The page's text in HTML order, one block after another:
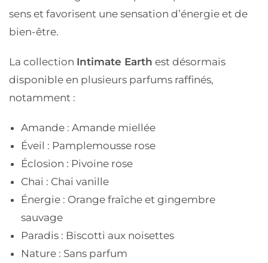
sens et favorisent une sensation d’énergie et de
bien-être.
La collection Intimate Earth est désormais
disponible en plusieurs parfums raffinés,
notamment :
Amande : Amande miellée
Éveil : Pamplemousse rose
Éclosion : Pivoine rose
Chai : Chai vanille
Énergie : Orange fraîche et gingembre
sauvage
Paradis : Biscotti aux noisettes
Nature : Sans parfum